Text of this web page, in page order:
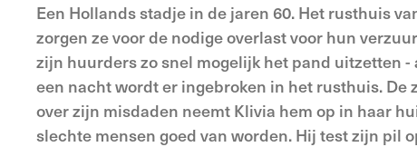
Een Hollands stadje in de jaren 60. Het rusthuis
zorgen ze voor de nodige overlast voor hun
zijn huurders zo snel mogelijk het pand uitzetten
een nacht wordt er ingebroken in het rusthuis.
over zijn misdaden neemt Klivia hem op in haar
slechte mensen goed van worden. Hij test zijn pil